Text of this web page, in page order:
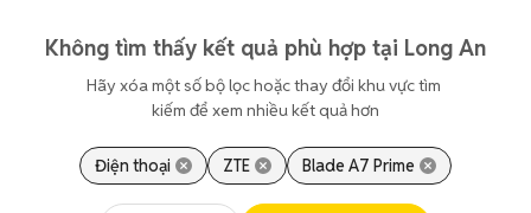
Không tìm thấy kết quả phù hợp tại Long An
Hãy xóa một số bộ lọc hoặc thay đổi khu vực tìm
kiếm để xem nhiều kết quả hơn
Điện thoại ZTE Blade A7 Prime